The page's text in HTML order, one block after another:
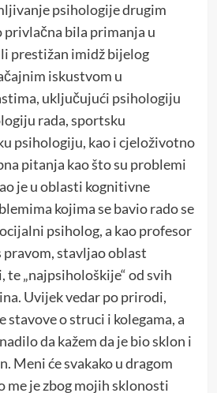
psihologije drugim
privlačna bila primanja u
prestižan imidž bijelog
iskustvom u
uključujući psihologiju
rada, sportsku
psihologiju, kao i cjeloživotno
pitanja kao što su problemi
je u oblasti kognitivne
kojima se bavio rado se
psiholog, a kao profesor
pravom, stavljao oblast
„najpsihološkije“ od svih
Uvijek vedar po prirodi,
stavove o struci i kolegama, a
da kažem da je bio sklon i
Meni će svakako u dragom
me je zbog mojih sklonosti